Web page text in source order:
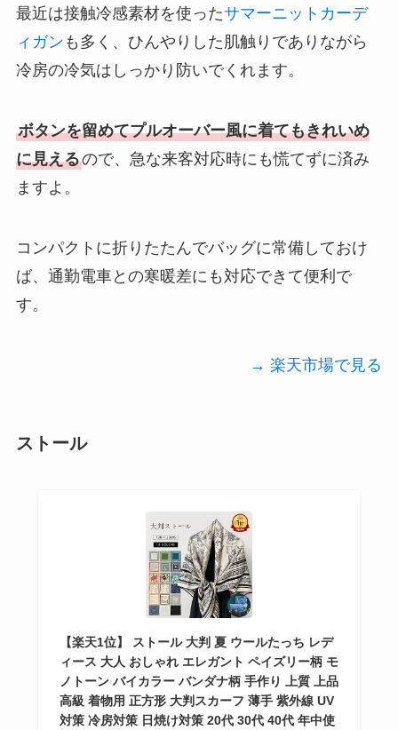
最近は接触冷感素材を使ったサマーニットカーデ
ィガン も多く、ひんやりした肌触りでありながら
冷房の冷気はしっかり防いでくれます。
ボタンを留めてプルオーバー風に着てもきれいめ
に見えるので、急な来客対応時にも慌てずに済み
ますよ。
コンパクトに折りたたんでバッグに常備しておけ
ば、通勤電車との寒暖差にも対応できて便利で
す。
→ 楽天市場で見る
ストール
【楽天1位】 ストール 大判 夏 ウールたっち レデ
ィース 大人 おしゃれ エレガント ペイズリー柄 モ
ノトーン バイカラー バンダナ柄 手作り 上質 上品
高級 着物用 正方形 大判スカーフ 薄手 紫外線 UV
対策 冷房対策 日焼け対策 20代 30代 40代 年中使